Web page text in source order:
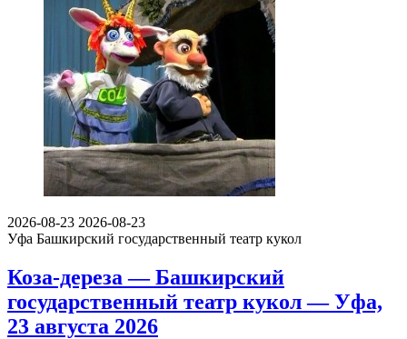
2026-08-23 2026-08-23
Уфа Башкирский государственный театр кукол
Коза-дереза — Башкирский
государственный театр кукол — Уфа,
23 августа 2026